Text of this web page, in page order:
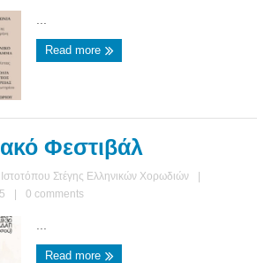
Read more
Φεστιβάλ
Ιστοτόπου Στέγης Ελληνικών Χορωδιών
|
| 0 comments
Read more